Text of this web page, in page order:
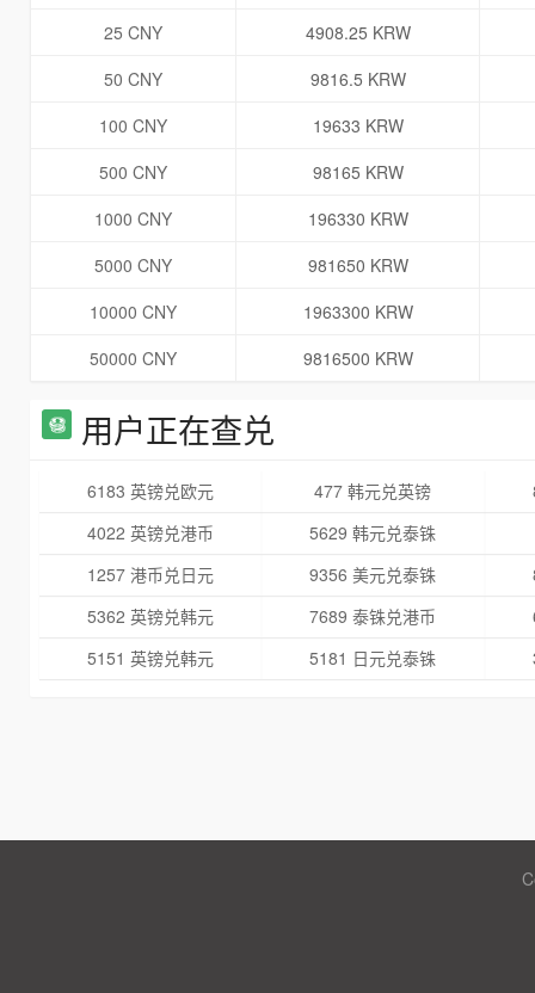
25 CNY
4908.25 KRW
50 CNY
9816.5 KRW
100 CNY
19633 KRW
500 CNY
98165 KRW
1000 CNY
196330 KRW
5000 CNY
981650 KRW
10000 CNY
1963300 KRW
50000 CNY
9816500 KRW
用户正在查兑
6183 英镑兑欧元 477 韩元兑英镑
4022 英镑兑港币
5629 韩元兑泰铢
1257 港币兑日元
9356 美元兑泰铢
5362 英镑兑韩元
7689 泰铢兑港币
5151 英镑兑韩元
5181 日元兑泰铢